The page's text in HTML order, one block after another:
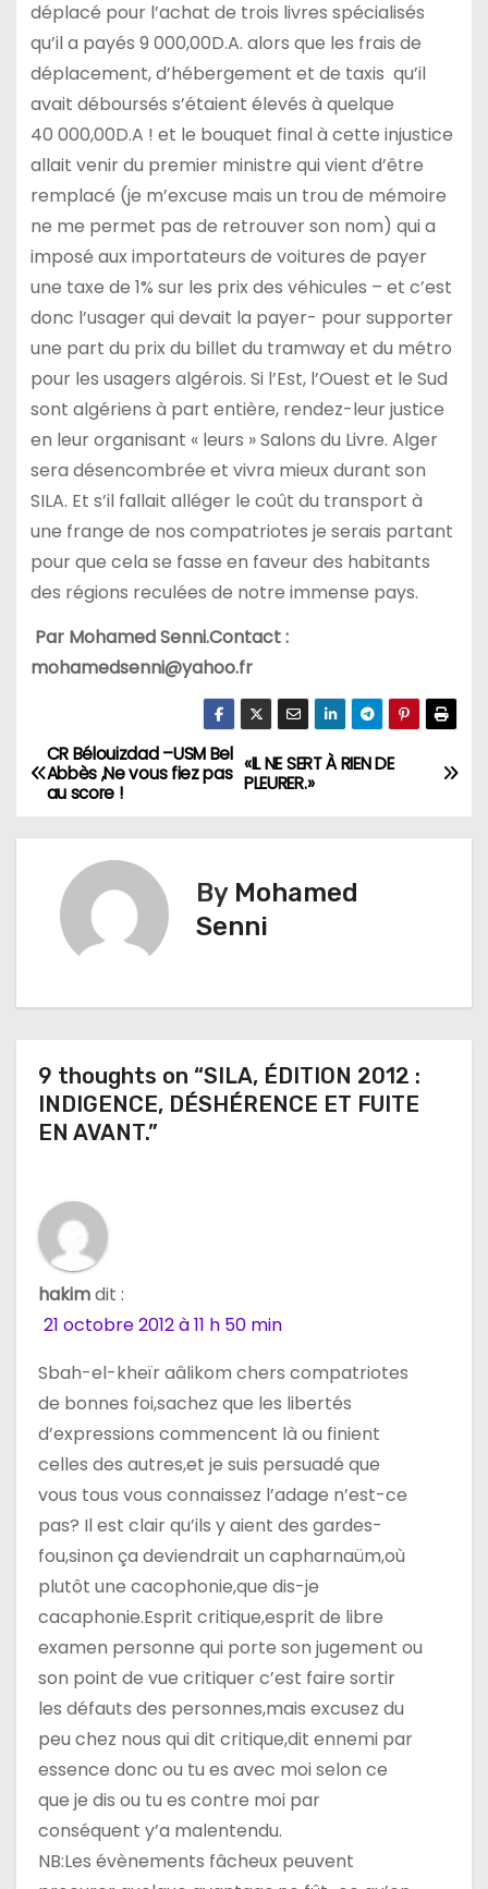
déplacé pour l’achat de trois livres spécialisés
qu’il a payés 9 000,00D.A. alors que les frais de
déplacement, d’hébergement et de taxis qu’il
avait déboursés s’étaient élevés à quelque
40 000,00D.A ! et le bouquet final à cette injustice
allait venir du premier ministre qui vient d’être
remplacé (je m’excuse mais un trou de mémoire
ne me permet pas de retrouver son nom) qui a
imposé aux importateurs de voitures de payer
une taxe de 1% sur les prix des véhicules – et c’est
donc l’usager qui devait la payer- pour supporter
une part du prix du billet du tramway et du métro
pour les usagers algérois. Si l’Est, l’Ouest et le Sud
sont algériens à part entière, rendez-leur justice
en leur organisant « leurs » Salons du Livre. Alger
sera désencombrée et vivra mieux durant son
SILA. Et s’il fallait alléger le coût du transport à
une frange de nos compatriotes je serais partant
pour que cela se fasse en faveur des habitants
des régions reculées de notre immense pays.
Par Mohamed Senni.Contact :
mohamedsenni@yahoo.fr
N
a
o
d
e
a
r
t
c
e
«IL NE SERT À RIEN DE
PLEURER.»
CR Bélouizdad –USM Bel
Abbès ,Ne vous fiez pas
au score !
By Mohamed
Senni
9 thoughts on “SILA, ÉDITION 2012 :
INDIGENCE, DÉSHÉRENCE ET FUITE
EN AVANT.”
hakimdit :
21 octobre 2012 à 11 h 50 min
Sbah-el-kheïr aâlikom chers compatriotes
de bonnes foi,sachez que les libertés
d’expressions commencent là ou finient
celles des autres,et je suis persuadé que
vous tous vous connaissez l’adage n’est-ce
pas? Il est clair qu’ils y aient des gardes-
fou,sinon ça deviendrait un capharnaüm,où
plutôt une cacophonie,que dis-je
cacaphonie.Esprit critique,esprit de libre
examen personne qui porte son jugement ou
son point de vue critiquer c’est faire sortir
les défauts des personnes,mais excusez du
peu chez nous qui dit critique,dit ennemi par
essence donc ou tu es avec moi selon ce
que je dis ou tu es contre moi par
conséquent y’a malentendu.
NB:Les évènements fâcheux peuvent